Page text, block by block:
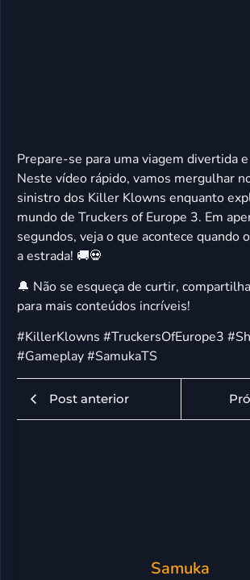
Prepare-se para uma viagem divertida
Neste vídeo rápido, vamos mergulhar
sinistro dos Killer Klowns enquanto
mundo de Truckers of Europe 3. Em
segundos, veja o que acontece quando
a estrada! 🚚💀
🔔 Não se esqueça de curtir,
para mais conteúdos incríveis!
#KillerKlowns #TruckersOfEurope3
#Gameplay #SamukaTS
Post anterior
Samuka